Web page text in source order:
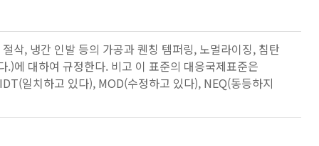
삭, 냉간 인발 등의 가공과 퀜칭 템퍼링, 노멀라이징, 침탄
에 대하여 규정한다. 비고 이 표준의 대응국제표준은
일치하고 있다), MOD(수정하고 있다), NEQ(동등하지